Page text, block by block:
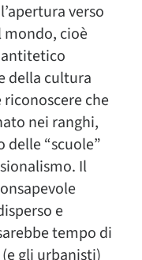
verso
mondo, cioè
antitetico
della cultura
che
nei ranghi,
delle “scuole”
Il
e
tempo di
gli urbanisti)